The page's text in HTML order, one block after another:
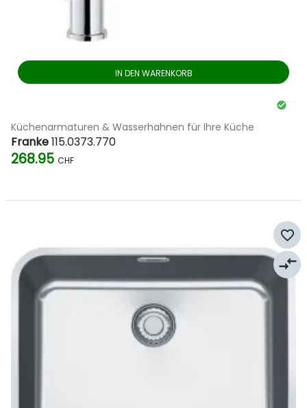
IN DEN WARENKORB
Küchenarmaturen & Wasserhahnen für Ihre Küche
Franke115.0373.770
268.95 CHF
favorite_border
compare_arrows